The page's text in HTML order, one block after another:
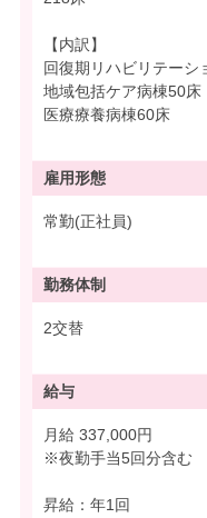
【内訳】
回復期リハビリテーシ
地域包括ケア病棟50床
医療療養病棟60床
雇用形態
常勤(正社員)
勤務体制
2交替
給与
月給 337,000円
※夜勤手当5回分含む
昇給：年1回